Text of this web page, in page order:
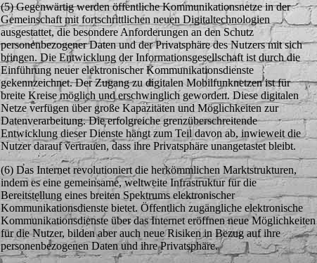
(5) Gegenwärtig werden öffentliche Kommunikationsnetze in der
Gemeinschaft mit fortschrittlichen neuen Digitaltechnologien
ausgestattet, die besondere Anforderungen an den Schutz
personenbezogener Daten und der Privatsphäre des Nutzers mit sich
bringen. Die Entwicklung der Informationsgesellschaft ist durch die
Einführung neuer elektronischer Kommunikationsdienste
gekennzeichnet. Der Zugang zu digitalen Mobilfunknetzen ist für
breite Kreise möglich und erschwinglich geworden. Diese digitalen
Netze verfügen über große Kapazitäten und Möglichkeiten zur
Datenverarbeitung. Die erfolgreiche grenzüberschreitende
Entwicklung dieser Dienste hängt zum Teil davon ab, inwieweit die
Nutzer darauf vertrauen, dass ihre Privatsphäre unangetastet bleibt.
(6) Das Internet revolutioniert die herkömmlichen Marktstrukturen,
indem es eine gemeinsame, weltweite Infrastruktur für die
Bereitstellung eines breiten Spektrums elektronischer
Kommunikationsdienste bietet. Öffentlich zugängliche elektronische
Kommunikationsdienste über das Internet eröffnen neue Möglichkeiten
für die Nutzer, bilden aber auch neue Risiken in Bezug auf ihre
personenbezogenen Daten und ihre Privatsphäre.